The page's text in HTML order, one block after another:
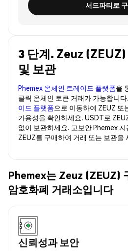
서드파티로
3 단계. Zeuz
및 보관
Phemex 온체인 트레이드 플랫폼을
클릭 온체인 토큰 거래가 가능합니
이드 플랫폼으로 이동하여 ZEUZ 또
가용성을 확인하세요. USDT로
없이 보관하세요. 고보안 Phemex
ZEUZ를 구매하여 거래 또는 보관을
Phemex는 Zeuz (ZEUZ)
암호화폐 거래소입니다
신뢰성과 보안